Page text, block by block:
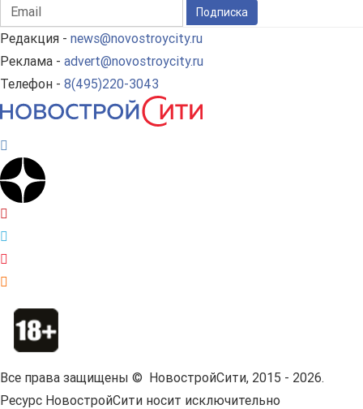
Подписка
Редакция - news@novostroycity.ru
Реклама - advert@novostroycity.ru
Телефон - 8(495)220-3043
Все права защищены © НовостройСити, 2015 - 2026.
Ресурс НовостройСити носит исключительно